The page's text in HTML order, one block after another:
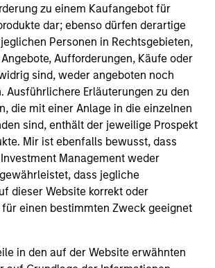
zu einem Kaufangebot für
dar; ebenso dürfen derartige
Personen in Rechtsgebieten,
Aufforderungen, Käufe oder
sind, weder angeboten noch
Ausführlichere Erläuterungen zu den
die mit einer Anlage in die einzelnen
sind, enthält der jeweilige Prospekt
Mir ist ebenfalls bewusst, dass
Management weder
dass jegliche
dieser Website korrekt oder
einen bestimmten Zweck geeignet
in den auf der Website erwähnten
seek capital growth, earnings
reduced downside
Strategy
quality resilient companies
high returns on
strong free-cash-flow
Equity Strategy
are primarily domiciled